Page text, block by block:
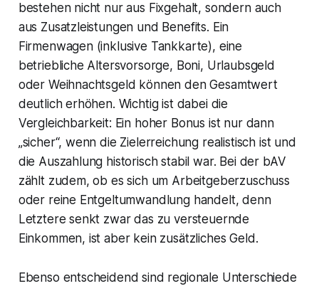
bestehen nicht nur aus Fixgehalt, sondern auch
aus Zusatzleistungen und Benefits. Ein
Firmenwagen (inklusive Tankkarte), eine
betriebliche Altersvorsorge, Boni, Urlaubsgeld
oder Weihnachtsgeld können den Gesamtwert
deutlich erhöhen. Wichtig ist dabei die
Vergleichbarkeit: Ein hoher Bonus ist nur dann
„sicher“, wenn die Zielerreichung realistisch ist und
die Auszahlung historisch stabil war. Bei der bAV
zählt zudem, ob es sich um Arbeitgeberzuschuss
oder reine Entgeltumwandlung handelt, denn
Letztere senkt zwar das zu versteuernde
Einkommen, ist aber kein zusätzliches Geld.
Ebenso entscheidend sind regionale Unterschiede